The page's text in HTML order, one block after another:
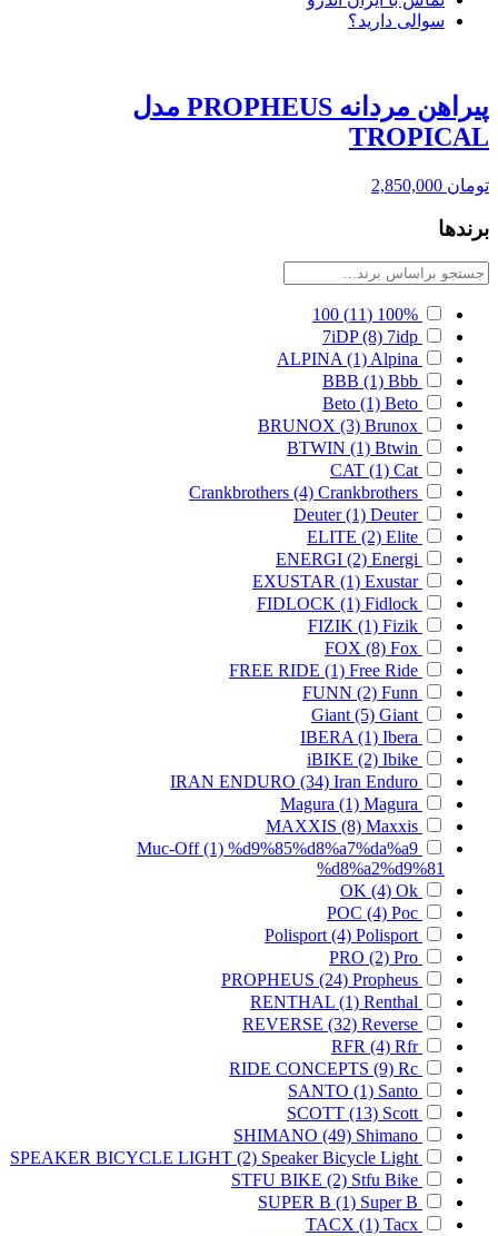
سوالی دارید؟
پیراهن مردانه PROPHEUS مدل
TROPICAL
تومان
برندها
100%
(11)
100
7iDP (8) 7idp
ALPINA (1) Alpina
BBB (1) Bbb
Beto (1) Beto
BRUNOX (3) Brunox
BTWIN (1) Btwin
CAT (1) Cat
Crankbrothers (4) Crankbrothers
Deuter (1) Deuter
ELITE (2) Elite
ENERGI (2) Energi
EXUSTAR (1) Exustar
FIDLOCK (1) Fidlock
FIZIK (1) Fizik
FOX (8) Fox
FREE RIDE (1) Free Ride
FUNN (2) Funn
Giant (5) Giant
IBERA (1) Ibera
iBIKE (2) Ibike
IRAN ENDURO (34) Iran Enduro
Magura (1) Magura
MAXXIS (8) Maxxis
Muc-Off (1) %d9%85%d8%a7%da%a9
%d8%a2%d9%81
OK (4) Ok
POC (4) Poc
Polisport (4) Polisport
PRO (2) Pro
PROPHEUS (24) Propheus
RENTHAL (1) Renthal
REVERSE (32) Reverse
RFR (4) Rfr
RIDE CONCEPTS (9) Rc
SANTO (1) Santo
SCOTT (13) Scott
SHIMANO (49) Shimano
SPEAKER BICYCLE LIGHT (2) Speaker Bicycle Light
STFU BIKE (2) Stfu Bike
SUPER B (1) Super B
TACX (1) Tacx